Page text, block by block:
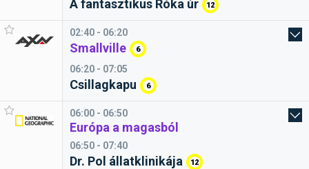
A fantasztikus Róka úr 12
02:40 - 06:20
Smallville 6
06:20 - 07:05
Csillagkapu 6
06:00 - 06:50
Európa a magasból
06:50 - 07:40
Dr. Pol állatklinikája 12